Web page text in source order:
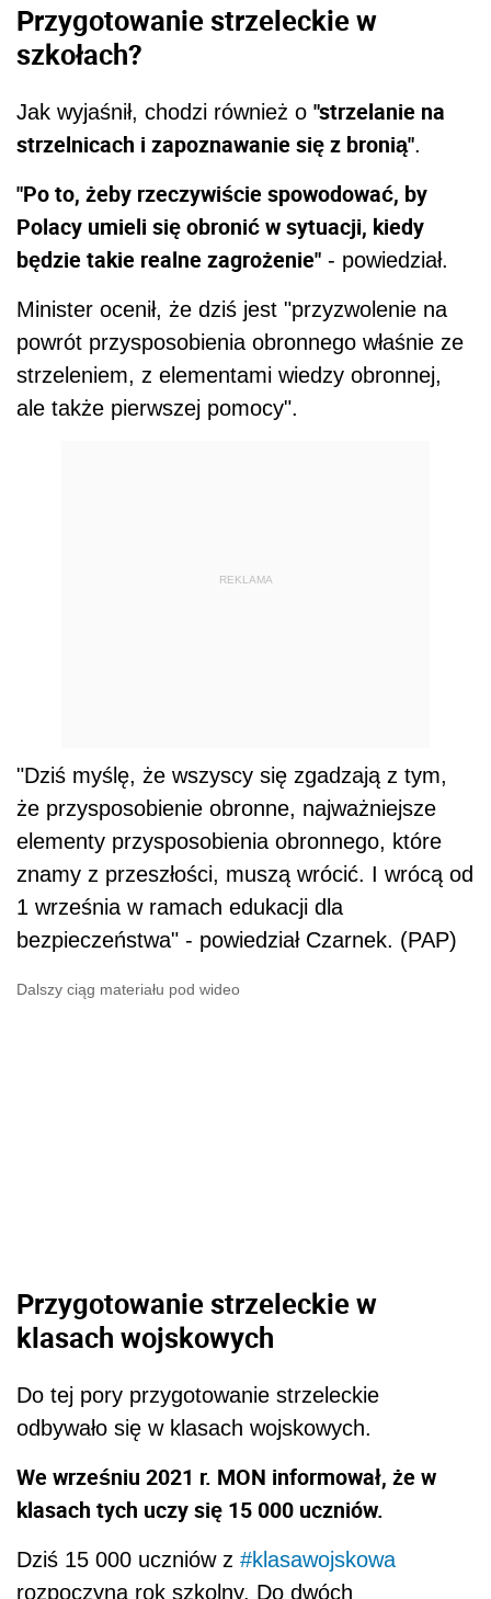
Przygotowanie strzeleckie w
szkołach?
Jak wyjaśnił, chodzi również o "strzelanie na
strzelnicach i zapoznawanie się z bronią".
"Po to, żeby rzeczywiście spowodować, by
Polacy umieli się obronić w sytuacji, kiedy
będzie takie realne zagrożenie" - powiedział.
Minister ocenił, że dziś jest "przyzwolenie na
powrót przysposobienia obronnego właśnie ze
strzeleniem, z elementami wiedzy obronnej,
ale także pierwszej pomocy".
REKLAMA
"Dziś myślę, że wszyscy się zgadzają z tym,
że przysposobienie obronne, najważniejsze
elementy przysposobienia obronnego, które
znamy z przeszłości, muszą wrócić. I wrócą od
1 września w ramach edukacji dla
bezpieczeństwa" - powiedział Czarnek. (PAP)
Dalszy ciąg materiału pod wideo
Przygotowanie strzeleckie w
klasach wojskowych
Do tej pory przygotowanie strzeleckie
odbywało się w klasach wojskowych.
We wrześniu 2021 r. MON informował, że w
klasach tych uczy się 15 000 uczniów.
Dziś 15 000 uczniów z #klasawojskowa
rozpoczyna rok szkolny. Do dwóch